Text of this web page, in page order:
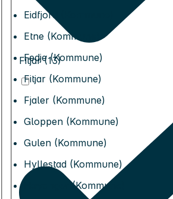
Eidfjord (Kommune)
Etne (Kommune)
Fedje (Kommune)
Fitjar (Kommune)
Fjaler (Kommune)
Gloppen (Kommune)
Gulen (Kommune)
Hyllestad (Kommune)
Høyanger (Kommune)
Fitjar (13)